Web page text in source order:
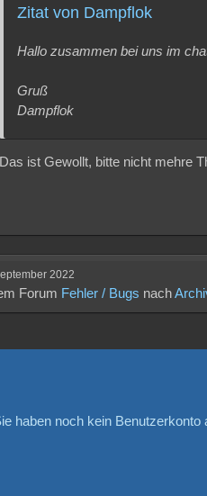
Zitat von Dampflok
Hallo zusammen bei uns im
Gruß
Dampflok
Das ist Gewollt, bitte nicht mehre
2022
Forum Fehler / Bugs nach
haben noch kein Benutzerkonto